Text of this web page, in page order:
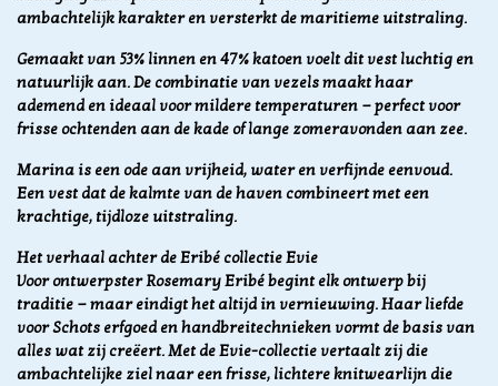
ambachtelijk karakter en versterkt de maritieme uitstraling.
Gemaakt van 53% linnen en 47% katoen voelt dit vest luchtig en
natuurlijk aan. De combinatie van vezels maakt haar
ademend en ideaal voor mildere temperaturen — perfect voor
frisse ochtenden aan de kade of lange zomeravonden aan zee.
Marina is een ode aan vrijheid, water en verfijnde eenvoud.
Een vest dat de kalmte van de haven combineert met een
krachtige, tijdloze uitstraling.
Het verhaal achter de Eribé collectie Evie
Voor ontwerpster Rosemary Eribé begint elk ontwerp bij
traditie — maar eindigt het altijd in vernieuwing. Haar liefde
voor Schots erfgoed en handbreitechnieken vormt de basis van
alles wat zij creëert. Met de Evie-collectie vertaalt zij die
ambachtelijke ziel naar een frisse, lichtere knitwearlijn die